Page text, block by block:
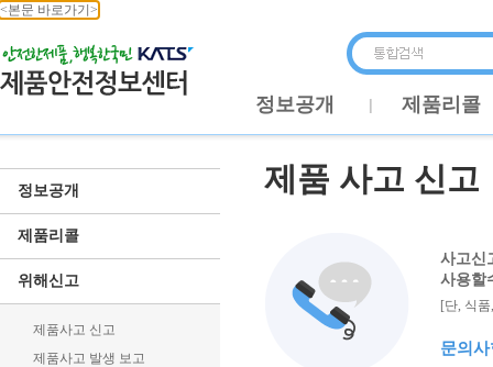
<본문 바로가기>
정보공개 제품리콜
정보공개
제품리콜
위해신고
제품사고 신고
제품사고 발생 보고
제품 사고 신고
사고신
사용할
[단, 식
문의